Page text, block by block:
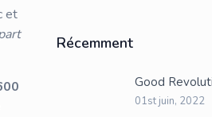
et
Récemment
Good
01st juin, 2022